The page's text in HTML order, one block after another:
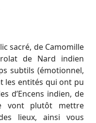
sacré, de Camomille
de Nard indien
subtils (émotionnel,
les entités qui ont pu
d’Encens indien, de
vont plutôt mettre
lieux, ainsi vous